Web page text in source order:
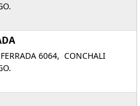
6064, CONCHALI